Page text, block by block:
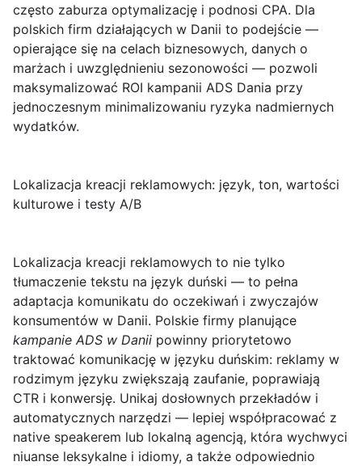
często zaburza optymalizację i podnosi CPA. Dla
polskich firm działających w Danii to podejście —
opierające się na celach biznesowych, danych o
marżach i uwzględnieniu sezonowości — pozwoli
maksymalizować ROI kampanii ADS Dania przy
jednoczesnym minimalizowaniu ryzyka nadmiernych
wydatków.
Lokalizacja kreacji reklamowych: język, ton, wartości
kulturowe i testy A/B
Lokalizacja kreacji reklamowych to nie tylko
tłumaczenie tekstu na język duński — to pełna
adaptacja komunikatu do oczekiwań i zwyczajów
konsumentów w Danii. Polskie firmy planujące
kampanie ADS w Danii powinny priorytetowo
traktować komunikację w języku duńskim: reklamy w
rodzimym języku zwiększają zaufanie, poprawiają
CTR i konwersję. Unikaj dosłownych przekładów i
automatycznych narzędzi — lepiej współpracować z
native speakerem lub lokalną agencją, która wychwyci
niuanse leksykalne i idiomy, a także odpowiednio